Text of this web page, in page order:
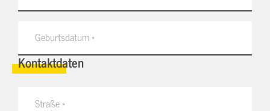
Kontaktdaten